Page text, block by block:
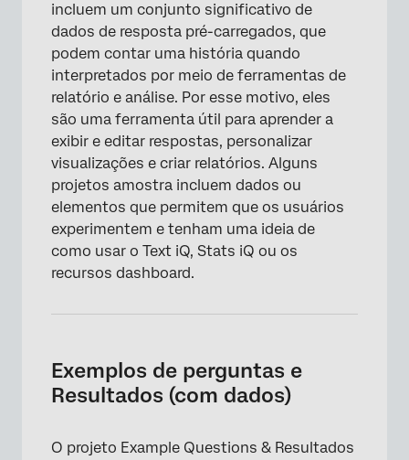
incluem um conjunto significativo de
dados de resposta pré-carregados, que
podem contar uma história quando
interpretados por meio de ferramentas de
relatório e análise. Por esse motivo, eles
são uma ferramenta útil para aprender a
exibir e editar respostas, personalizar
visualizações e criar relatórios. Alguns
projetos amostra incluem dados ou
elementos que permitem que os usuários
experimentem e tenham uma ideia de
como usar o Text iQ, Stats iQ ou os
recursos dashboard.
Exemplos de perguntas e
Resultados (com dados)
O projeto Example Questions & Resultados